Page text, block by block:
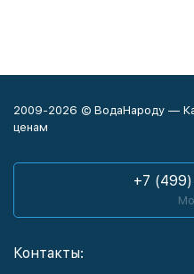
2009-2026 © ВодаНароду —
ценам
+7
Контакты: